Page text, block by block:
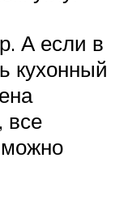
А если в
кухонный
все